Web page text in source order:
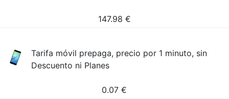
147.98 €
Tarifa móvil prepaga, precio por 1 minuto, sin
Descuento ni Planes
0.07 €